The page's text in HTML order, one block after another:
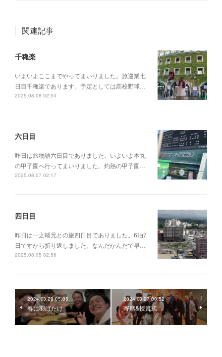
関連記事
千穐楽
いよいよここまでやってまいりました。旅巡業七
日目千穐楽であります。予定としては高校野球…
2025.08.08 02:54
六日目
昨日は旅物語六日目でありました。いよいよ本丸
の甲子園へ行ってまいりました。灼熱の甲子園…
2025.08.07 02:17
四日目
昨日は一之輔兄との旅四日目でありました。6泊7
日ですから折り返しました。なんだかんだで早…
2025.08.05 02:56
2024.03.29 05:05
春に羽ばたけ
2024.03.27 00:52
寄席&授賞式